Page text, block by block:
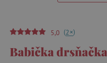
5,0 (2+)
Babička drsňačka